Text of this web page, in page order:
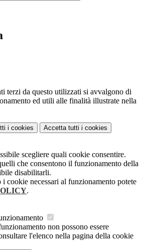
terzi da questo utilizzati si avvalgono di
ed utili alle finalità illustrate nella
i cookies Accetta tutti i cookies
scegliere quali cookie consentire.
che consentono il funzionamento della
disabilitarli.
i cookie necessari al funzionamento potete
.
non possono essere
l'elenco nella pagina della cookie